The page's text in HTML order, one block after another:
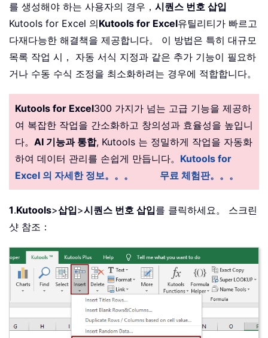
를 생성해야 하는 사용자의 경우， 시퀀스 번호 삽입
Kutools for Excel 의Kutools for Excel유틸리티가 빠르고
다재다능한 해결책을 제공합니다。 이 방법은 특히 대규모
목록 작업 시， 자동 서식 지정과 같은 추가 기능이 필요하
거나 수동 수식 조정을 최소화하려는 경우에 적합합니다。
Kutools for Excel300 가지가 넘는 고급 기능을 제공하
여 복잡한 작업을 간소화하고 창의성과 효율성을 높입니
다。 AI 기능과 통합, Kutools 는 정밀하게 작업을 자동화
하여 데이터 관리를 손쉽게 만듭니다。 Kutools for
Excel 의 자세한 정보。。。
무료 체험판。。。
1.Kutools>삽입>시퀀스 번호 삽입를 클릭하세요。 스크린
샷 참조：